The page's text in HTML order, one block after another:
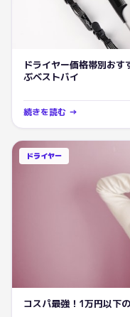
ドライヤー価格帯別お
ぶベストバイ
続きを読む →
ドライヤー
コスパ最強！1万円以下